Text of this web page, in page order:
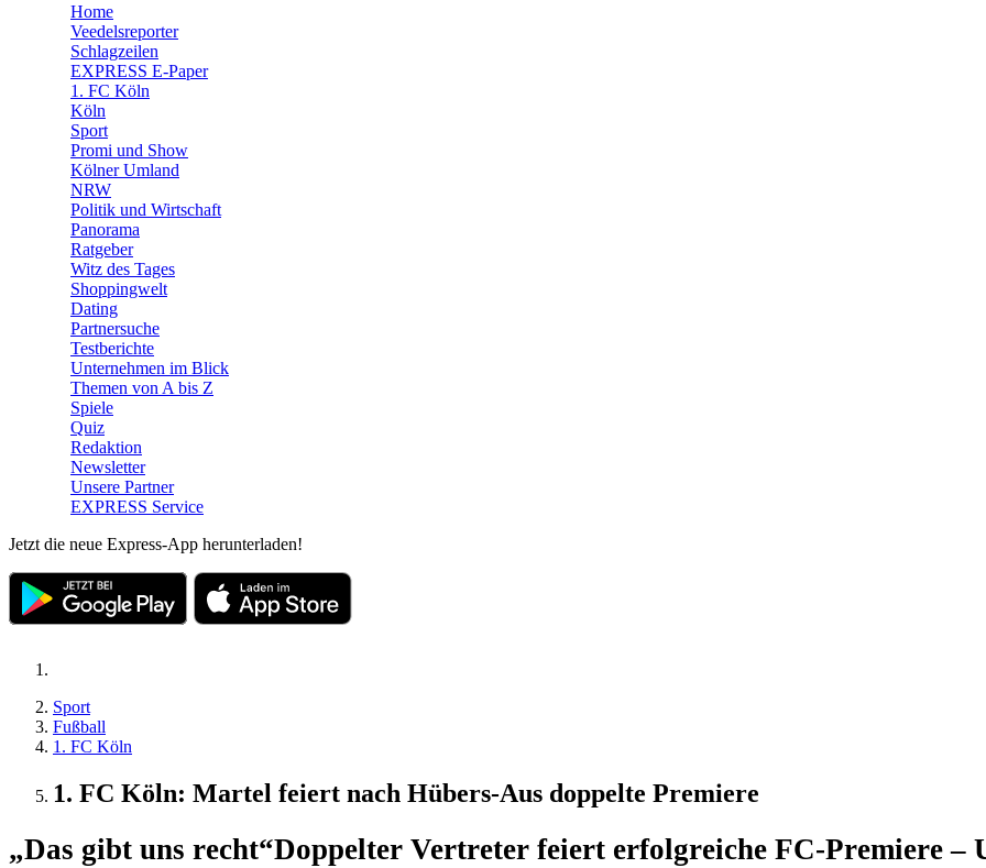
🛒 Shoppingwelt
🧩 Spiele
Home
Veedelsreporter
Schlagzeilen
EXPRESS E-Paper
1. FC Köln
Köln
Sport
Promi und Show
Kölner Umland
NRW
Politik und Wirtschaft
Panorama
Ratgeber
Witz des Tages
Shoppingwelt
Dating
Partnersuche
Testberichte
Unternehmen im Blick
Themen von A bis Z
Spiele
Quiz
Redaktion
Newsletter
Unsere Partner
EXPRESS Service
Jetzt die neue Express-App herunterladen!
Sport
Fußball
1. FC Köln
1. FC Köln: Martel feiert nach Hübers-Aus doppelte Premiere
„Das gibt uns recht“Doppelter Vertreter feiert erfolgreiche FC-Premiere –